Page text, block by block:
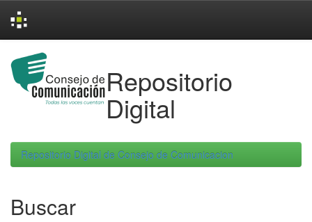
navigation
Repositorio
Digital
Repositorio Digital de Consejo de Comunicacion
Buscar